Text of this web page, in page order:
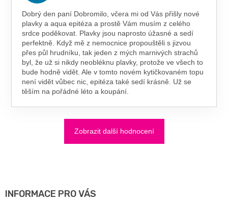
Dobrý den paní Dobromilo, včera mi od Vás přišly nové
plavky a aqua epitéza a prostě Vám musím z celého
srdce poděkovat. Plavky jsou naprosto úžasné a sedí
perfektně. Když mě z nemocnice propouštěli s jizvou
přes půl hrudníku, tak jeden z mých marnivých strachů
byl, že už si nikdy neobléknu plavky, protože ve všech to
bude hodně vidět. Ale v tomto novém kytičkovaném topu
není vidět vůbec nic, epitéza také sedí krásně. Už se
těším na pořádné léto a koupání.
Zobrazit další hodnocení
INFORMACE PRO VÁS